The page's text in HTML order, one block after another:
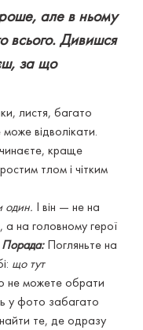
але в ньому
всього. Дивишся
за що
листя, багато
відволікати.
краще
тлом і чітким
один. І він — не на
а на головному герої
Порада: Погляньте на
що тут
не можете обрати
у фото забагато
те, де одразу